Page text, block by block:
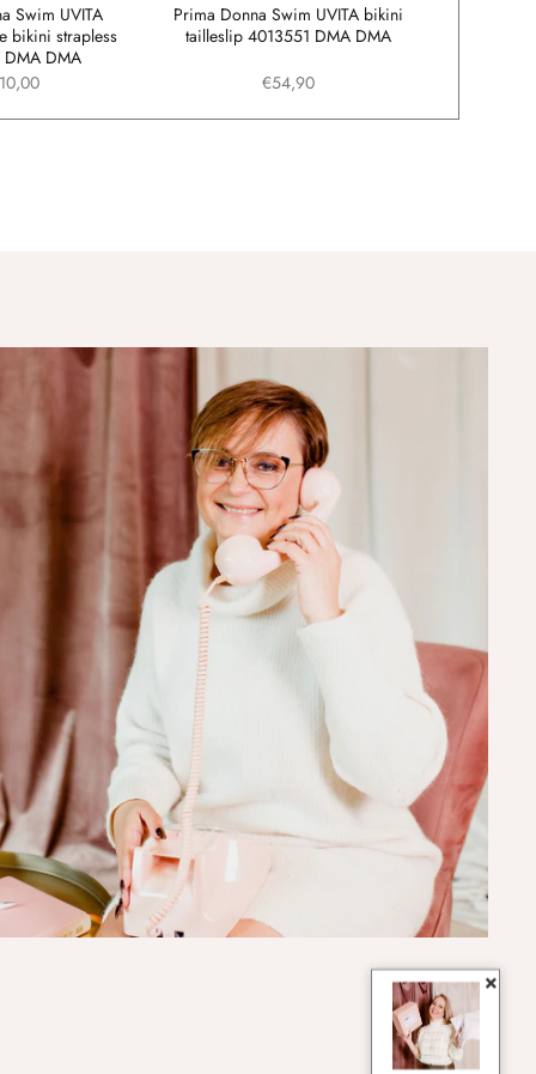
×
Prima Donna Swim UVITA bikini
tailleslip 4013551 DMA DMA
€54,90
Swim UVITA
bikini strapless
DMA DMA
Hasselt